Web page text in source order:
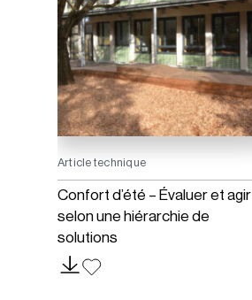
Article technique
Confort d’été – Évaluer et agir
selon une hiérarchie de
solutions